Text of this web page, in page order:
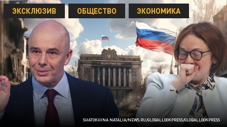
SHATOKHINA NATALIA/NEWS.RU/GLOBALLOOKPRESS/GLOBALLOOKPRESS
ЭКСКЛЮЗИВ ОБЩЕСТВО ЭКОНОМИКА